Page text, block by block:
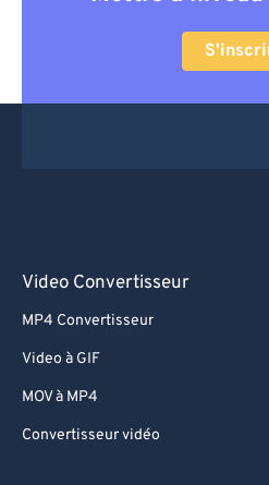
Video Convertisseur
MP4 Convertisseur
Video à GIF
MOV à MP4
Convertisseur vidéo